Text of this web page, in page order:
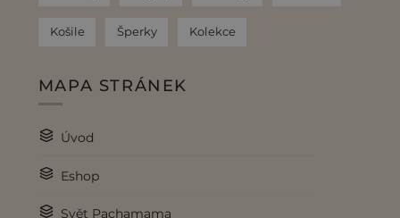
Košile Šperky Kolekce
MAPA STRÁNEK
Úvod
Eshop
Svět Pachamama